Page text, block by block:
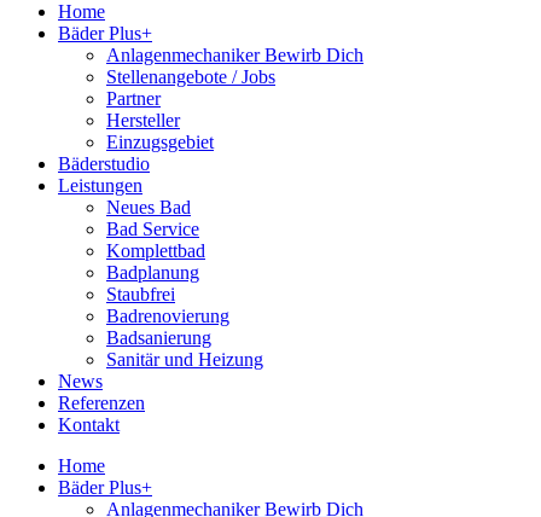
Home
Bäder Plus+
Anlagenmechaniker Bewirb Dich
Stellenangebote / Jobs
Partner
Hersteller
Einzugsgebiet
Bäderstudio
Leistungen
Neues Bad
Bad Service
Komplettbad
Badplanung
Staubfrei
Badrenovierung
Badsanierung
Sanitär und Heizung
News
Referenzen
Kontakt
Home
Bäder Plus+
Anlagenmechaniker Bewirb Dich